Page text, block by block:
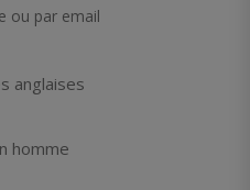
ou par email
anglaises
homme